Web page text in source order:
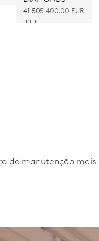
41.50
mm
5 400,00 EUR
de manutenção mais